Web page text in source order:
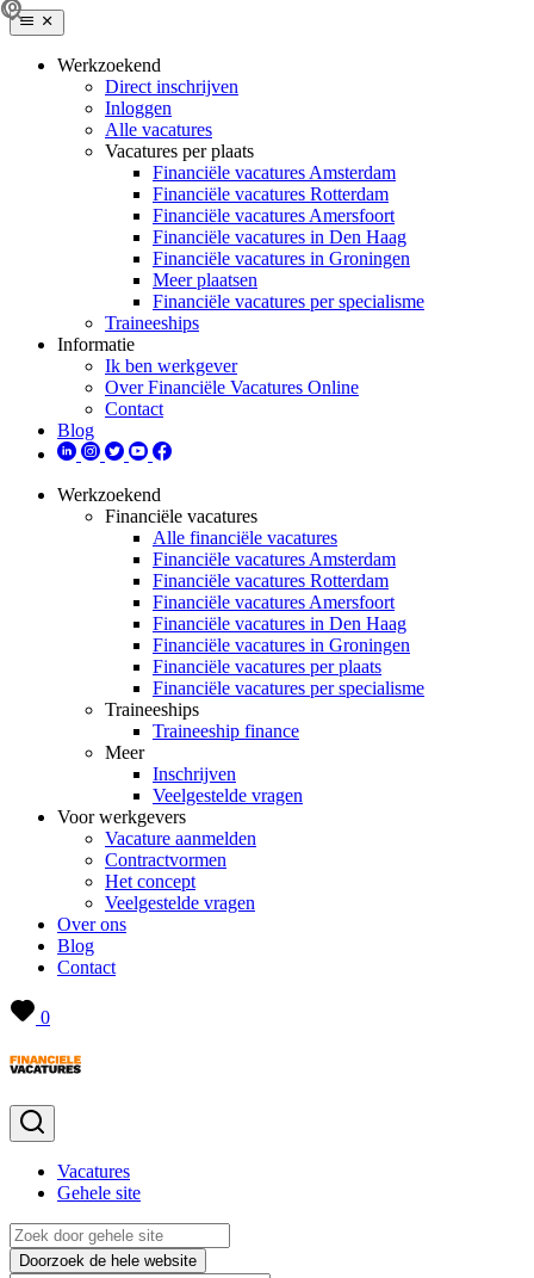
Werkzoekend
Direct inschrijven
Inloggen
Alle vacatures
Vacatures per plaats
Financiële vacatures Amsterdam
Financiële vacatures Rotterdam
Financiële vacatures Amersfoort
Financiële vacatures in Den Haag
Financiële vacatures in Groningen
Meer plaatsen
Financiële vacatures per specialisme
Traineeships
Informatie
Ik ben werkgever
Over Financiële Vacatures Online
Contact
Blog
Werkzoekend
Financiële vacatures
Alle financiële vacatures
Financiële vacatures Amsterdam
Financiële vacatures Rotterdam
Financiële vacatures Amersfoort
Financiële vacatures in Den Haag
Financiële vacatures in Groningen
Financiële vacatures per plaats
Financiële vacatures per specialisme
Traineeships
Traineeship finance
Meer
Inschrijven
Veelgestelde vragen
Voor werkgevers
Vacature aanmelden
Contractvormen
Het concept
Veelgestelde vragen
Over ons
Blog
Contact
0
Vacatures
Gehele site